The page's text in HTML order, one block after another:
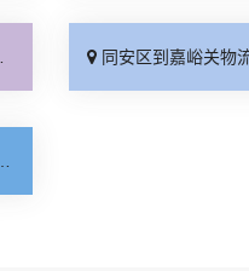
同安区到嘉峪关物流专线_运价行情「专